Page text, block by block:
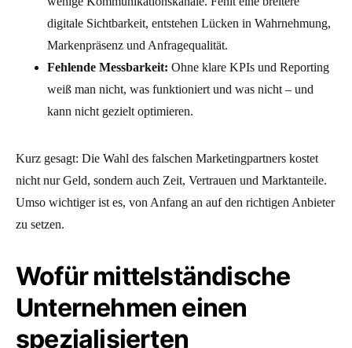
digitale Sichtbarkeit, entstehen Lücken in Wahrnehmung,
Markenpräsenz und Anfragequalität.
Fehlende Messbarkeit: Ohne klare KPIs und Reporting
weiß man nicht, was funktioniert und was nicht – und
kann nicht gezielt optimieren.
Kurz gesagt: Die Wahl des falschen Marketingpartners kostet
nicht nur Geld, sondern auch Zeit, Vertrauen und Marktanteile.
Umso wichtiger ist es, von Anfang an auf den richtigen Anbieter
zu setzen.
Wofür mittelständische
Unternehmen einen
spezialisierten